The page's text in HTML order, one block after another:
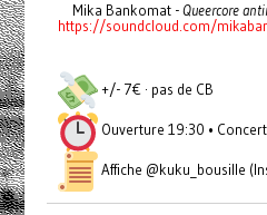
Mika Bankomat -Queercore
https://soundcloud.com/
+/- 7€ · pas de CB
Ouverture 19:30 •
Affiche @kuku_bousille